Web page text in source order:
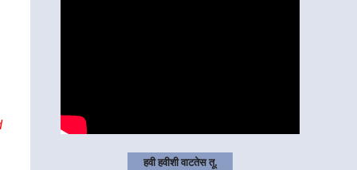
हवी हवीशी वाटतेस तू.